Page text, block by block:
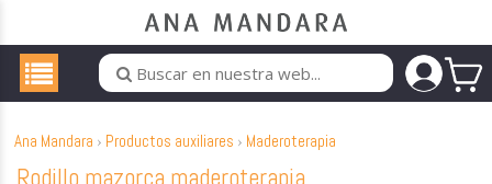
Ana Mandara Productos auxiliares Maderoterapia
Rodillo mazorca maderoterapia